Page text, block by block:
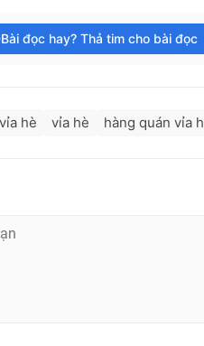
Bài đọc hay? Thả tim cho bài đọc
hè vỉa hè hàng quán vỉa